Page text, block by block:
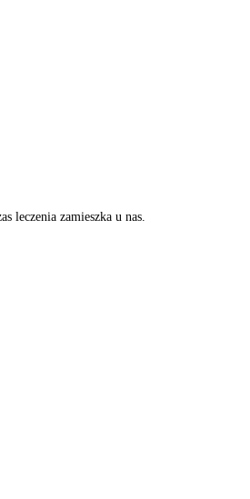
leczenia zamieszka u nas.